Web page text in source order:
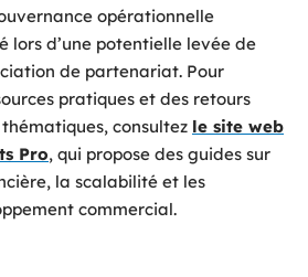
opérationnelle
lors d’une potentielle levée de
de partenariat. Pour
pratiques et des retours
thématiques, consultez le site web
Pro, qui propose des guides sur
la scalabilité et les
commercial.